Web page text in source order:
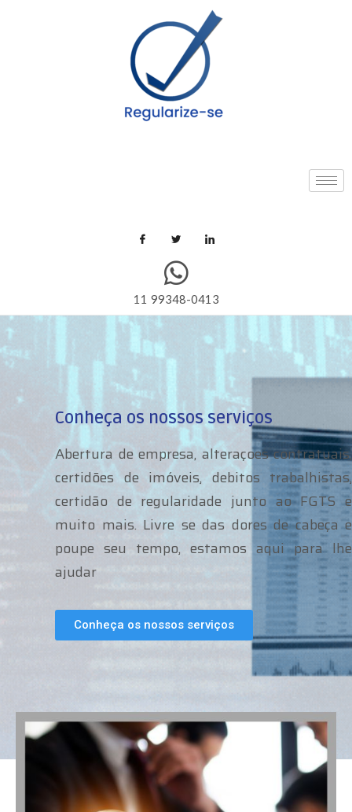
11 99348-0413
Conheça os nossos serviços
Abertura de empresa, alteraçoes contratuais,
certidões de imóveis, debitos trabalhistas,
certidão de regularidade junto ao FGTS e
muito mais. Livre se das dores de cabeça e
poupe seu tempo, estamos aqui para lhe
ajudar
Conheça os nossos serviços